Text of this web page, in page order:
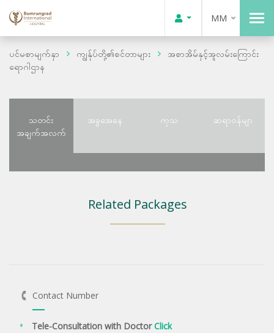
MM
ပင်မစာမျက်နှာ ကျွန်ုပ်တို့၏စင်တာများ
အစာအိမ်နှင့်အူလမ်းကြောင်း
ရောဂါဌာန
သတင်း
အချက်အလက်
အခွအေနေ ကုသ ဆရာဝန်မျာ
Related Packages
Contact Number
Tele-Consultation with DoctorClick